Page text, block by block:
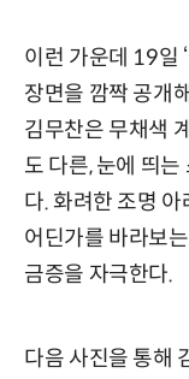
이런 가운데 19일
장면을 깜짝 공개
김무찬은 무채색
도 다른, 눈에 띄는
다. 화려한 조명
어딘가를 바라보
금증을 자극한다.
다음 사진을 통해